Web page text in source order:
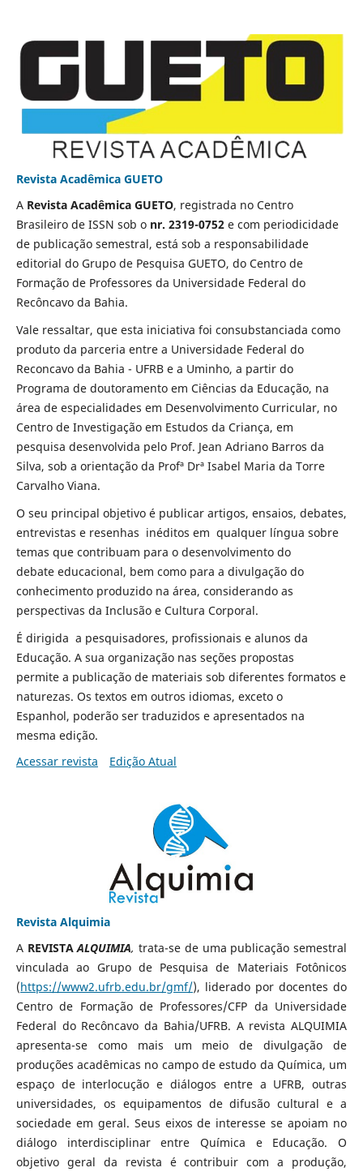
Revista Acadêmica GUETO
A Revista Acadêmica GUETO, registrada no Centro
Brasileiro de ISSN sob o nr. 2319-0752e com periodicidade
de publicação semestral, está sob a responsabilidade
editorial do Grupo de Pesquisa GUETO, do Centro de
Formação de Professores da Universidade Federal do
Recôncavo da Bahia.
Vale ressaltar, que esta iniciativa foi consubstanciada como
produto da parceria entre a Universidade Federal do
Reconcavo da Bahia - UFRB e a Uminho, a partir do
Programa de doutoramento em Ciências da Educação, na
área de especialidades em Desenvolvimento Curricular, no
Centro de Investigação em Estudos da Criança, em
pesquisa desenvolvida pelo Prof. Jean Adriano Barros da
Silva, sob a orientação da Profª Drª Isabel Maria da Torre
Carvalho Viana.
O seu principal objetivo é publicar artigos, ensaios, debates,
entrevistas e resenhas inéditos em qualquer língua sobre
temas que contribuam para o desenvolvimento do
debate educacional, bem como para a divulgação do
conhecimento produzido na área, considerando as
perspectivas da Inclusão e Cultura Corporal.
É dirigida a pesquisadores, profissionais e alunos da
Educação. A sua organização nas seções propostas
permite a publicação de materiais sob diferentes formatos e
naturezas. Os textos em outros idiomas, exceto o
Espanhol, poderão ser traduzidos e apresentados na
mesma edição.
Acessar revista
Edição Atual
Revista Alquimia
A REVISTAALQUIMIA,trata-se de uma publicação semestral
vinculada ao Grupo de Pesquisa de Materiais Fotônicos
(https://www2.ufrb.edu.br/gmf/), liderado por docentes do
Centro de Formação de Professores/CFP da Universidade
Federal do Recôncavo da Bahia/UFRB. A revista ALQUIMIA
apresenta-se como mais um meio de divulgação de
produções acadêmicas no campo de estudo da Química, um
espaço de interlocução e diálogos entre a UFRB, outras
universidades, os equipamentos de difusão cultural e a
sociedade em geral. Seus eixos de interesse se apoiam no
diálogo interdisciplinar entre Química e Educação. O
objetivo geral da revista é contribuir com a produção,